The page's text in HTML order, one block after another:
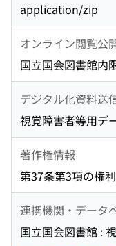
application/zip
オンライン閲覧公
国立国会図書館内
デジタル化資料送
視覚障害者等用デ
著作権情報
第37条第3項の権
連携機関・データ
国立国会図書館 :